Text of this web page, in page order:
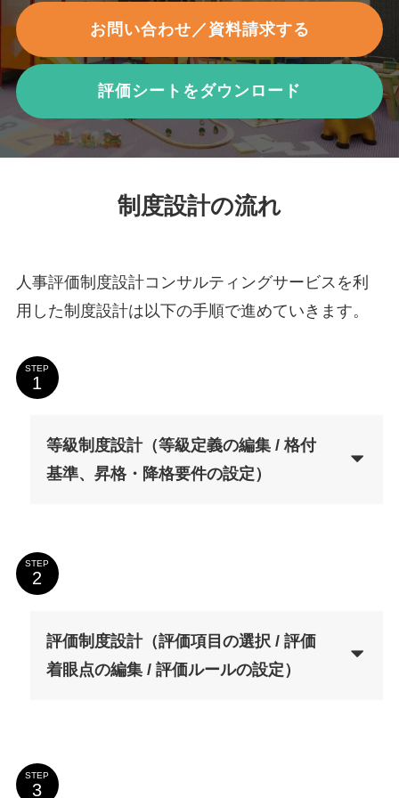
お問い合わせ／資料請求する
評価シートをダウンロード
制度設計の流れ
人事評価制度設計コンサルティングサービスを利
用した制度設計は以下の手順で進めていきます。
STEP
等級制度設計（等級定義の編集 / 格付
基準、昇格・降格要件の設定）
STEP
評価制度設計（評価項目の選択 / 評価
着眼点の編集 / 評価ルールの設定）
STEP